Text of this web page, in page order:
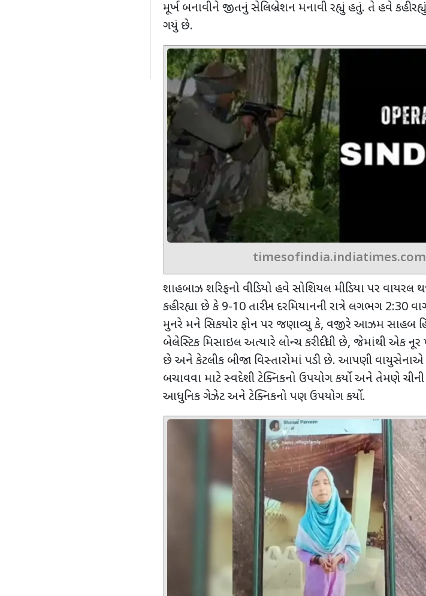
મૂર્ખ બનાવીને જીતનું સેલિબ્રેશન મનાવી રહ્યું હતું. તે હવે કહી
ગયું છે.
timesofindia.indiatimes.com
શાહબાઝ શરિફનો વીડિયો હવે સોશિયલ મીડિયા પર વાયરલ
કહી રહ્યા છે કે 9-10 તારીખ દરમિયાનની રાત્રે લગભગ 2:30
મુનરે મને સિકયોર ફોન પર જણાવ્યુ કે, વજીરે આઝમ સાહબ
બેલેસ્ટિક મિસાઇલ અત્યારે લોન્ચ કરી દીધી છે, જેમાંથી એક નૂર
છે અને કેટલીક બીજા વિસ્તારોમાં પડી છે. આપણી વાયુસેનાએ
બચાવવા માટે સ્વદેશી ટેક્નિકનો ઉપયોગ કર્યો અને તેમણે
આધુનિક ગેઝેટ અને ટેક્નિકનો પણ ઉપયોગ કર્યો.